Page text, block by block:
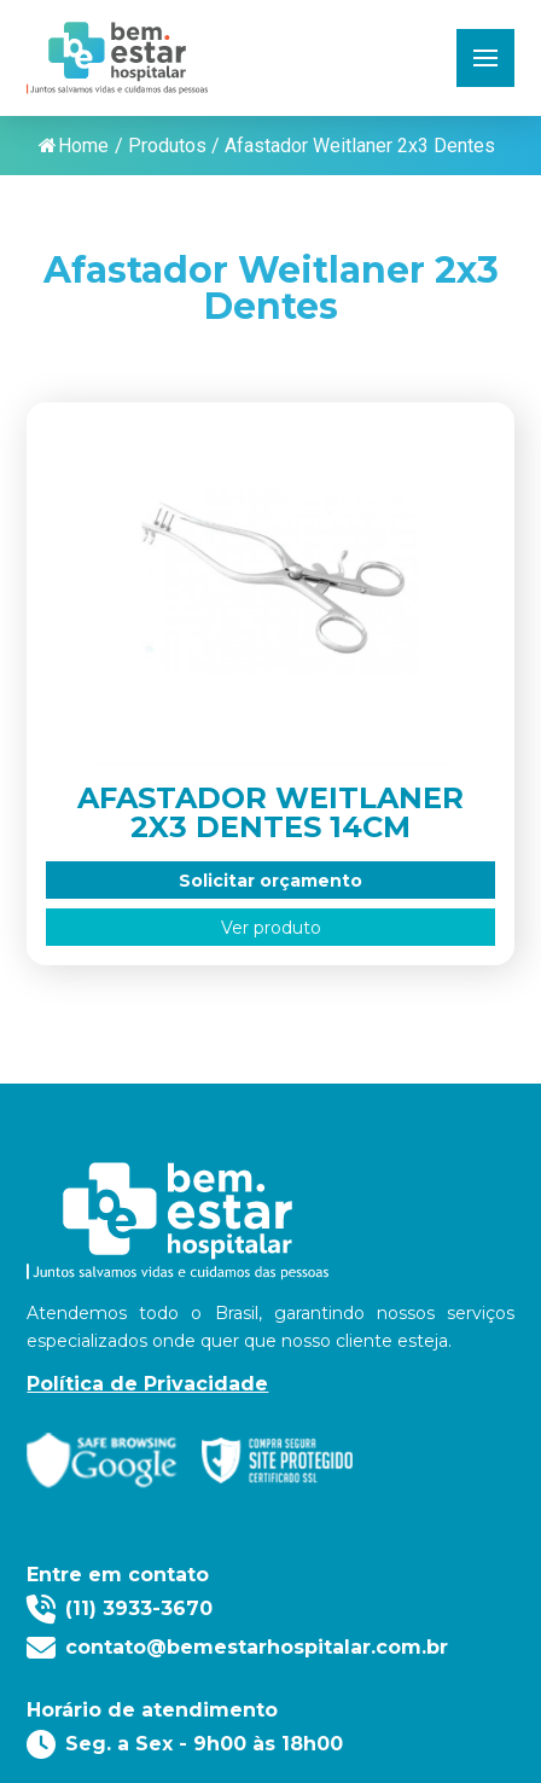
Home / Produtos / Afastador Weitlaner 2x3 Dentes
Afastador Weitlaner 2x3
Dentes
AFASTADOR WEITLANER
2X3 DENTES 14CM
Solicitar orçamento
Ver produto
Atendemos todo o Brasil, garantindo nossos serviços
especializados onde quer que nosso cliente esteja.
Política de Privacidade
Entre em contato
(11) 3933-3670
contato@bemestarhospitalar.com.br
Horário de atendimento
Seg. a Sex - 9h00 às 18h00